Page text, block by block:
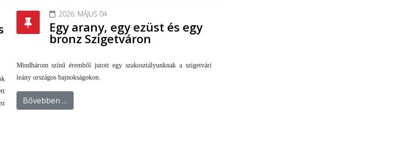
2026. MÁJUS 04
Egy arany, egy ezüst és egy
bronz Szigetváron
Mindhárom színű éremből jutott egy szakosztályunknak a szigetvári
leány országos bajnokságokon.
Bővebben …